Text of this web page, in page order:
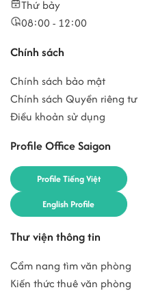
Thứ bảy
08:00 - 12:00
Chính sách
Chính sách bảo mật
Chính sách Quyền riêng tư
Điều khoản sử dụng
Profile Office Saigon
Profile Tiếng Việt
English Profile
Thư viện thông tin
Cẩm nang tìm văn phòng
Kiến thức thuê văn phòng